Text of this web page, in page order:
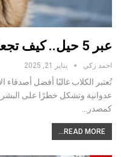
عبر 5 حيل.. كيف تجعل الكلاب تخاف منك؟
احمد زكي يناير 21, 2025
تُعتبر الكلاب غالبًا أفضل أصدقاء
عدوانية وتشكل خطرًا على
كمصدر…
READ MORE...